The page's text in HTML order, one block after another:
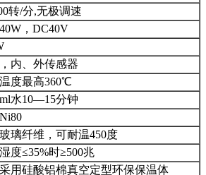
转/分,无极调速
，DC40V
内、外传感器
度最高360℃
水10—15分钟
璃纤维，可耐温450度
度≤35%时≥500兆
用硅酸铝棉真空定型环保保温体